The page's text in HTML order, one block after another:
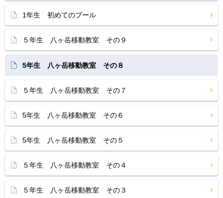
1年生 初めてのプール
５年生 八ヶ岳移動教室 その９
5年生 八ヶ岳移動教室 その８
５年生 八ヶ岳移動教室 その７
5年生 八ヶ岳移動教室 その６
5年生 八ヶ岳移動教室 その５
５年生 八ヶ岳移動教室 その４
５年生 八ヶ岳移動教室 その３